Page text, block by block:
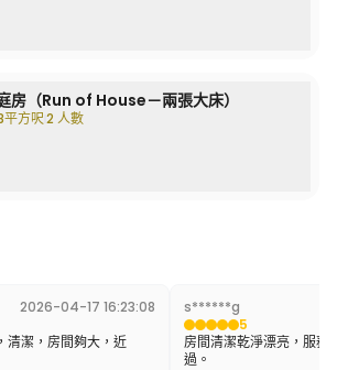
房（Run of House－兩張大床）
方呎2 人數
2026-04-17 16:23:08
清潔，房間夠大，近
s******g
5
房間清潔乾淨漂亮，服務
過。